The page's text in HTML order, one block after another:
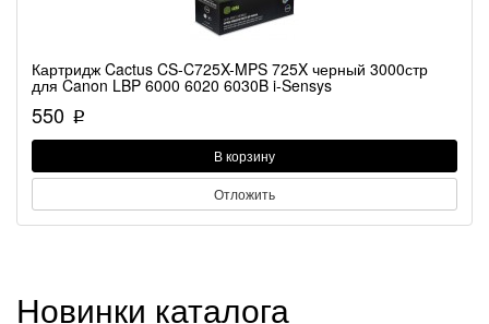
Картридж Cactus CS-C725X-MPS 725X черный 3000стр
для Canon LBP 6000 6020 6030B i-Sensys
550 p
В корзину
Отложить
Новинки каталога